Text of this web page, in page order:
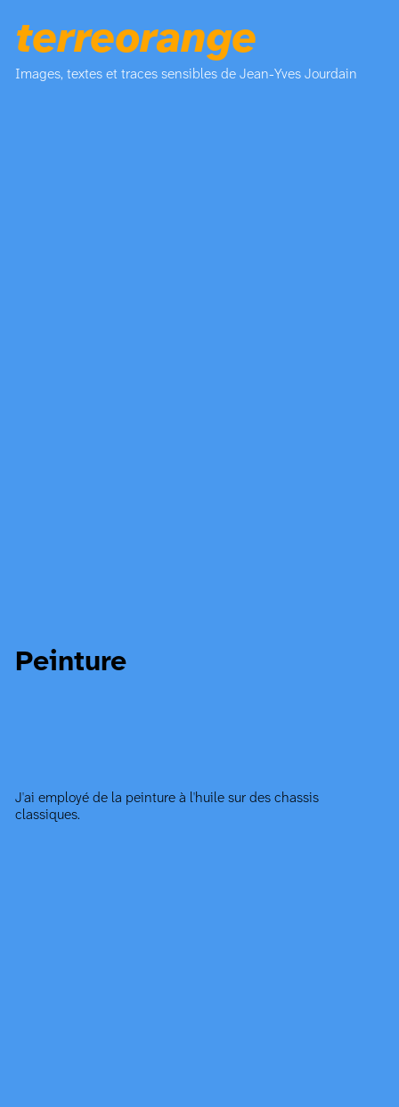
terreorange
Images, textes et traces sensibles de Jean-Yves Jourdain
Peinture
J'ai employé de la peinture à l'huile sur des chassis
classiques.